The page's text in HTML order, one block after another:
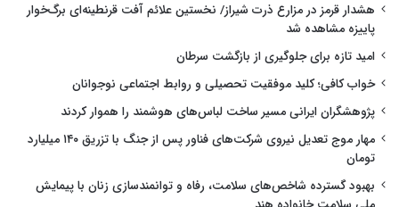
هشدار قرمز در مزارع ذرت شیراز/ نخستین علائم آفت قرنطینه‌ای برگ‌خوار
پاییزه مشاهده شد
امید تازه برای جلوگیری از بازگشت سرطان
خواب کافی؛ کلید موفقیت تحصیلی و روابط اجتماعی نوجوانان
پژوهشگران ایرانی مسیر ساخت لباس‌های هوشمند را هموار کردند
مهار موج تعدیل نیروی شرکت‌های فناور پس از جنگ با تزریق ۱۴۰ میلیارد
تومان
بهبود گسترده شاخص‌های سلامت، رفاه و توانمندسازی زنان با پیمایش